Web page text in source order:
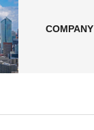
COMPANY